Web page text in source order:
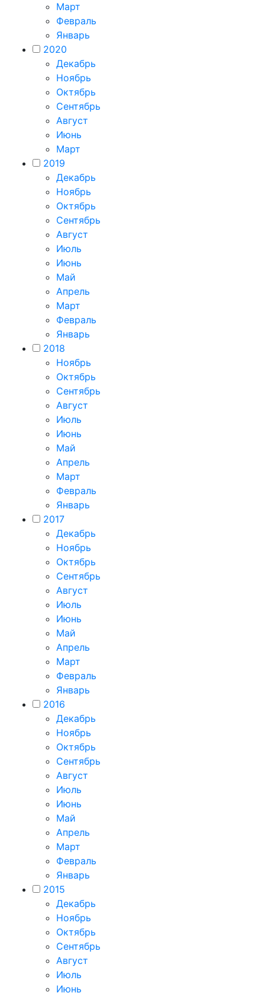
Март
Февраль
Январь
2020
Декабрь
Ноябрь
Октябрь
Сентябрь
Август
Июнь
Март
2019
Декабрь
Ноябрь
Октябрь
Сентябрь
Август
Июль
Июнь
Май
Апрель
Март
Февраль
Январь
2018
Ноябрь
Октябрь
Сентябрь
Август
Июль
Июнь
Май
Апрель
Март
Февраль
Январь
2017
Декабрь
Ноябрь
Октябрь
Сентябрь
Август
Июль
Июнь
Май
Апрель
Март
Февраль
Январь
2016
Декабрь
Ноябрь
Октябрь
Сентябрь
Август
Июль
Июнь
Май
Апрель
Март
Февраль
Январь
2015
Декабрь
Ноябрь
Октябрь
Сентябрь
Август
Июль
Июнь